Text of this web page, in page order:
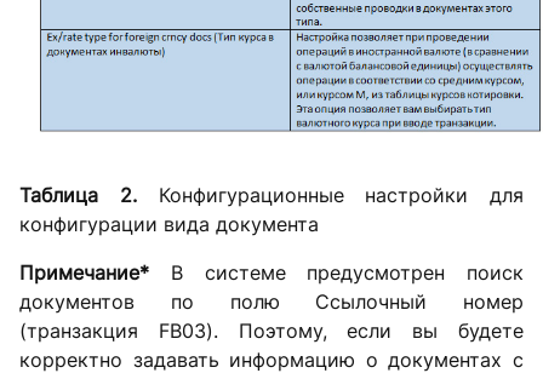
Таблица 2.Конфигурационные настройки для
конфигурации вида документа
Примечание* В системе предусмотрен поиск
документов по полю Ссылочный номер
(транзакция FB03). Поэтому, если вы будете
корректно задавать информацию о документах с